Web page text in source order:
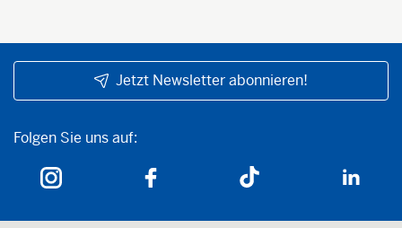
Jetzt Newsletter abonnieren!
Folgen Sie uns auf:
Folgen Sie uns auf: